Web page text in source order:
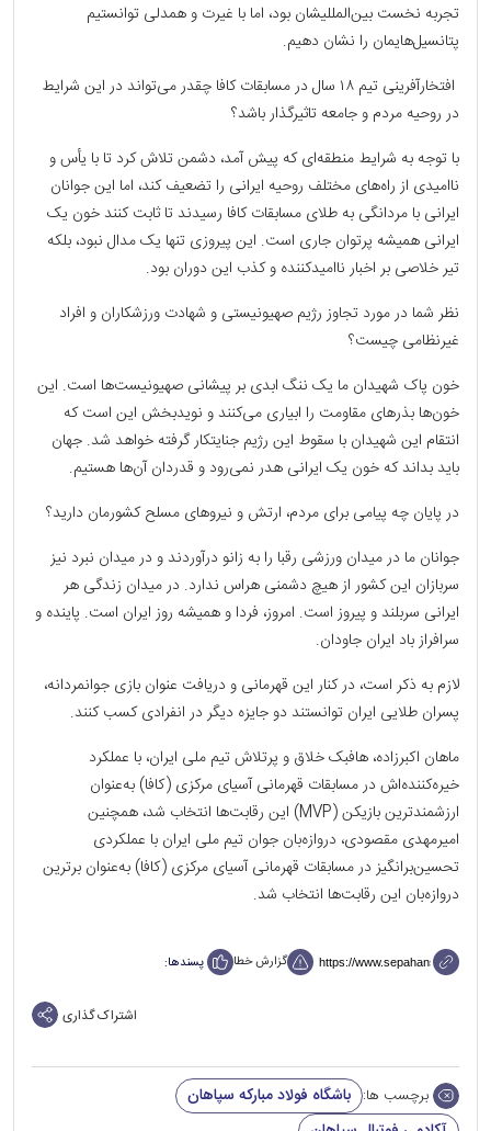
تجربه نخست بین‌المللیشان بود، اما با غیرت و همدلی توانستیم
پتانسیل‌هایمان را نشان دهیم.
افتخارآفرینی تیم ۱۸ سال در مسابقات کافا چقدر می‌تواند در این شرایط
در روحیه مردم و جامعه تاثیرگذار باشد؟
با توجه به شرایط منطقه‌ای که پیش آمد، دشمن تلاش کرد تا با یأس و
ناامیدی از راه‌های مختلف روحیه ایرانی را تضعیف کند، اما این جوانان
ایرانی با مردانگی به طلای مسابقات کافا رسیدند تا ثابت کنند خون یک
ایرانی همیشه پرتوان جاری است. این پیروزی تنها یک مدال نبود، بلکه
تیر خلاصی بر اخبار ناامیدکننده و کذب این دوران بود.
نظر شما در مورد تجاوز رژیم صهیونیستی و شهادت ورزشکاران و افراد
غیرنظامی چیست؟
خون پاک شهیدان ما یک ننگ ابدی بر پیشانی صهیونیست‌ها است. این
خون‌ها بذرهای مقاومت را ابیاری می‌کنند و نویدبخش این است که
انتقام این شهیدان با سقوط این رژیم جنایتکار گرفته خواهد شد. جهان
باید بداند که خون یک ایرانی هدر نمی‌رود و قدردان آن‌ها هستیم.
در پایان چه پیامی برای مردم، ارتش و نیروهای مسلح کشورمان دارید؟
جوانان ما در میدان ورزشی رقبا را به زانو درآوردند و در میدان نبرد نیز
سربازان این کشور از هیچ دشمنی هراس ندارد. در میدان زندگی هر
ایرانی سربلند و پیروز است. امروز، فردا و همیشه روز ایران است. پاینده و
سرافراز باد ایران جاودان.
لازم به ذکر است، در کنار این قهرمانی و دریافت عنوان بازی جوانمردانه،
پسران طلایی ایران توانستند دو جایزه دیگر در انفرادی کسب کنند.
ماهان اکبرزاده، هافبک خلاق و پرتلاش تیم ملی ایران، با عملکرد
خیره‌کننده‌اش در مسابقات قهرمانی آسیای مرکزی (کافا) به‌عنوان
ارزشمندترین بازیکن (MVP) این رقابت‌ها انتخاب شد، همچنین
امیرمهدی مقصودی، دروازه‌بان جوان تیم ملی ایران با عملکردی
تحسین‌برانگیز در مسابقات قهرمانی آسیای مرکزی (کافا) به‌عنوان برترین
دروازه‌بان این رقابت‌ها انتخاب شد.
گزارش خطا پسندها:
اشتراک گذاری
برچسب ها: باشگاه فولاد مبارکه سپاهان